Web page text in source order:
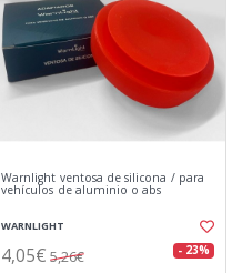
Warnlight ventosa de silicona / para
vehículos de aluminio o abs
WARNLIGHT
4,05€ 5,26€ - 23%